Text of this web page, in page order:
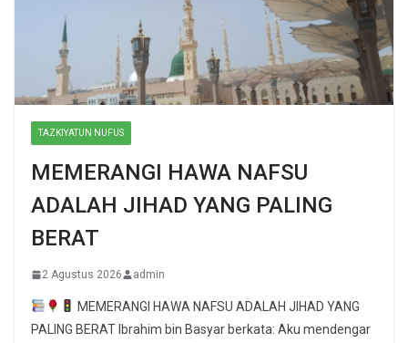
TAZKIYATUN NUFUS
MEMERANGI HAWA NAFSU
ADALAH JIHAD YANG PALING
BERAT
2 Agustus 2026 admin
MEMERANGI HAWA NAFSU ADALAH JIHAD YANG
PALING BERAT Ibrahim bin Basyar berkata: Aku mendengar